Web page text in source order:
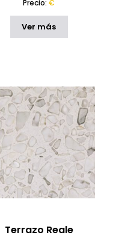
Precio:€
Ver más
Terrazo Reale